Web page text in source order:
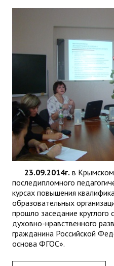
23.09.2014г. в Крымском
последипломного
курсах повышения
образовательных
прошло заседание круглого
духовно-нравственного
гражданина Российской
основа ФГОС».